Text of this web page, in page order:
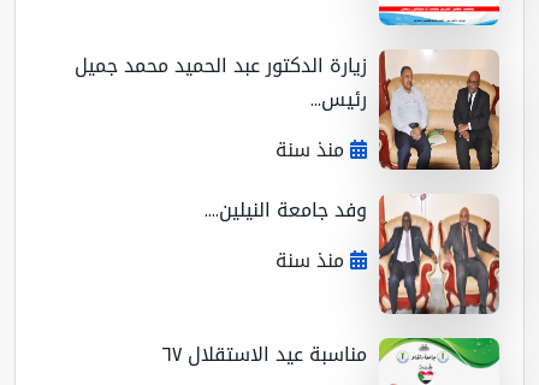
زيارة الدكتور عبد الحميد محمد جميل
رئيس...
منذ سنة
وفد جامعة النيلين....
منذ سنة
مناسبة عيد الاستقلال ٦٧